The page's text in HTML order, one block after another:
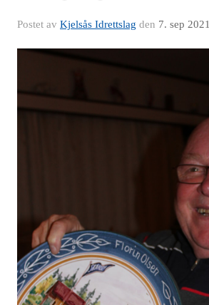
Postet av Kjelsås Idrettslag den 7. sep 2021